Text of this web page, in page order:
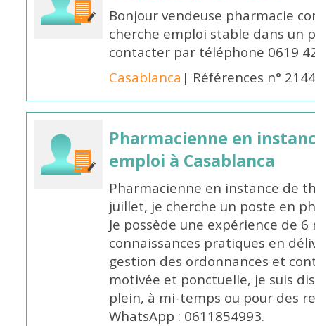
Bonjour vendeuse pharmacie
cherche emploi stable dans un
contacter par téléphone 0619
Casablanca | Références n°
Pharmacienne en
emploi à Casablanca
Pharmacienne en instance de
juillet, je cherche un poste en
Je possède une expérience de
connaissances pratiques en
gestion des ordonnances et
motivée et ponctuelle, je suis
plein, à mi-temps ou pour des
WhatsApp : 0611854993.